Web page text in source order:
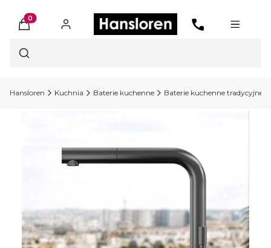
Produkty w koszyku: 0. Zobacz szczegóły
Otwórz wyszukiwarkę
Hansloren Kuchnia Baterie kuchenne Baterie kuchenne tradycyjne